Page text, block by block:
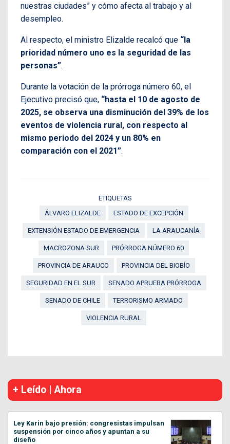
nuestras ciudades” y cómo afecta al trabajo y al
desempleo.
Al respecto, el ministro Elizalde recalcó que “la
prioridad número uno es la seguridad de las
personas”.
Durante la votación de la prórroga número 60, el
Ejecutivo precisó que, “hasta el 10 de agosto de
2025, se observa una disminución del 39% de los
eventos de violencia rural, con respecto al
mismo periodo del 2024 y un 80% en
comparación con el 2021”.
ETIQUETAS
ÁLVARO ELIZALDE
ESTADO DE EXCEPCIÓN
EXTENSIÓN ESTADO DE EMERGENCIA LA ARAUCANÍA
MACROZONA SUR PRÓRROGA NÚMERO 60
PROVINCIA DE ARAUCO PROVINCIA DEL BIOBÍO
SEGURIDAD EN EL SUR SENADO APRUEBA PRÓRROGA
SENADO DE CHILE TERRORISMO ARMADO
VIOLENCIA RURAL
+ Leído | Ahora
Ley Karin bajo presión: congresistas impulsan
suspensión por cinco años y apuntan a su
diseño